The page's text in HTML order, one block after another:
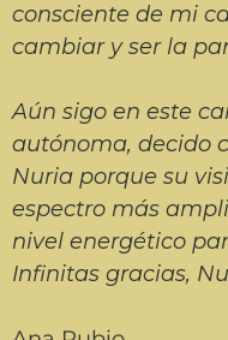
consciente de mi
cambiar y ser la
Aún sigo en este
autónoma, decido
Nuria porque su
espectro más
nivel energético
Infinitas gracias,